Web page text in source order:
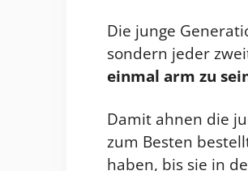
Die junge
sondern jeder
einmal arm zu
Damit ahnen die
zum Besten
haben, bis sie in